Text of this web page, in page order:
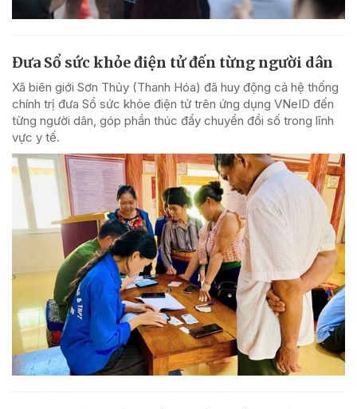
Đưa Sổ sức khỏe điện tử đến từng người dân
Xã biên giới Sơn Thủy (Thanh Hóa) đã huy động cả hệ thống
chính trị đưa Sổ sức khỏe điện tử trên ứng dụng VNeID đến
từng người dân, góp phần thúc đẩy chuyển đổi số trong lĩnh
vực y tế.